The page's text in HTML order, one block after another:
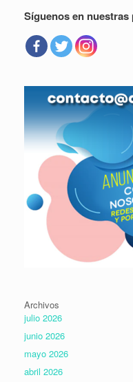
Síguenos en
Archivos
julio 2026
junio 2026
mayo 2026
abril 2026